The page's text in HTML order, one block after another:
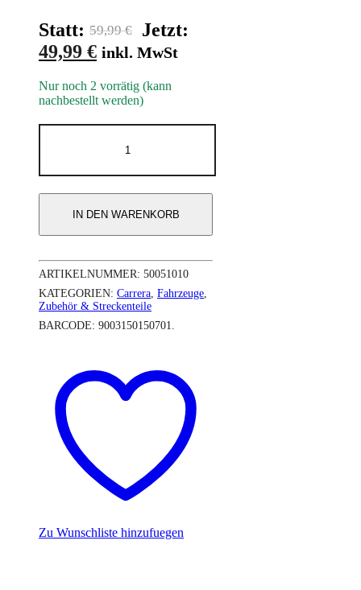
Statt: 59,99€
Ursprünglicher
Preis
59,99 €
Jetzt:
49,99 €Aktueller
ist:
inkl. MwSt
Nur noch 2 vorrätig (kann
nachbestellt werden)
911
R
No.25'
Macao
2024
-
Carrera
Hybrid
Fahrzeug
IN DEN WARENKORB
ARTIKELNUMMER: 50051010
KATEGORIEN: Carrera Fahrzeuge
Zubehör & Streckenteile
BARCODE: 9003150150701
Zu Wunschliste hinzufuegen